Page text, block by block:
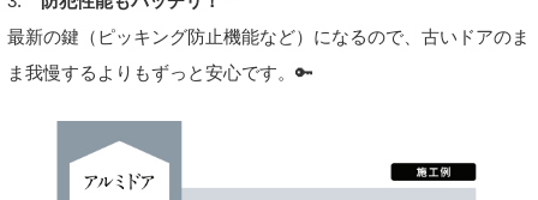
最新の鍵（ピッキング防止機能など）になるので、古いドアのま
ま我慢するよりもずっと安心です。🔑